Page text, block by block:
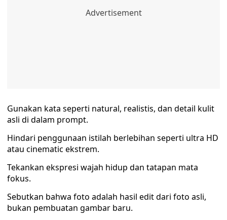
Gunakan kata seperti natural, realistis, dan detail kulit
asli di dalam prompt.
Hindari penggunaan istilah berlebihan seperti ultra HD
atau cinematic ekstrem.
Tekankan ekspresi wajah hidup dan tatapan mata
fokus.
Sebutkan bahwa foto adalah hasil edit dari foto asli,
bukan pembuatan gambar baru.